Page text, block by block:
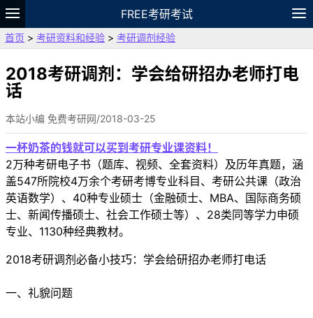
FREE考研考试
题库
故事 专题 APP
VIP
资料
首页 > 考研资料和经验 > 考研调剂经验
2018考研调剂：学会给研招办老师打电
话
本站小编 免费考研网/2018-03-25
一杯奶茶的钱就可以买到考研专业课资料！
2万种考研电子书（题库、视频、全套资料）及历年真题，涵
盖547所院校4万余个考研考博专业科目、考研公共课（政治
英语数学）、40种专业硕士（金融硕士、MBA、国际商务硕
士、新闻传播硕士、社会工作硕士等）、28类同等学力申硕
专业、1130种经典教材。
2018考研调剂必备小技巧：学会给研招办老师打电话
一、礼貌问题